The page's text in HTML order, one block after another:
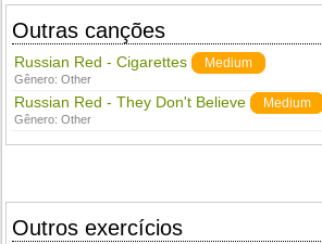
Outras canções
Russian Red - Cigarettes Medium
Gênero:Other
Russian Red - They Don't Believe Medium
Gênero:Other
Outros exercícios